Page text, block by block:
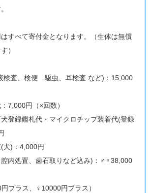
すべて寄付金となります。（生体は無償
）
査、検便 駆虫、耳検査 など)：15,000
7,000円（×回数）
登録鑑札代・マイクロチップ装着代(登録
犬)：4,000円
内処置、歯石取りなど込み)：♂♀38,000
プラス、♀10000円プラス）